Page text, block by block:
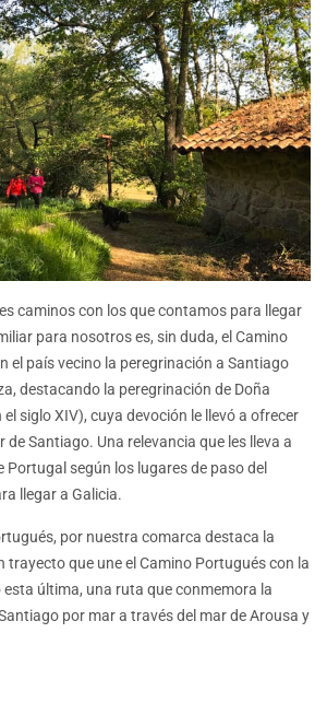
caminos con los que contamos para llegar
para nosotros es, sin duda, el Camino
el país vecino la peregrinación a Santiago
destacando la peregrinación de Doña
siglo XIV), cuya devoción le llevó a ofrecer
de Santiago. Una relevancia que les lleva a
Portugal según los lugares de paso del
llegar a Galicia.
por nuestra comarca destaca la
trayecto que une el Camino Portugués con la
esta última, una ruta que conmemora la
por mar a través del mar de Arousa y